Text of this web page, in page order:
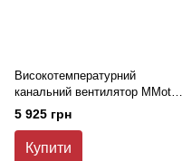
Високотемпературний
канальний вентилятор MМotors
JSC VK-200 135/120 +150°C
5 925 грн
Купити